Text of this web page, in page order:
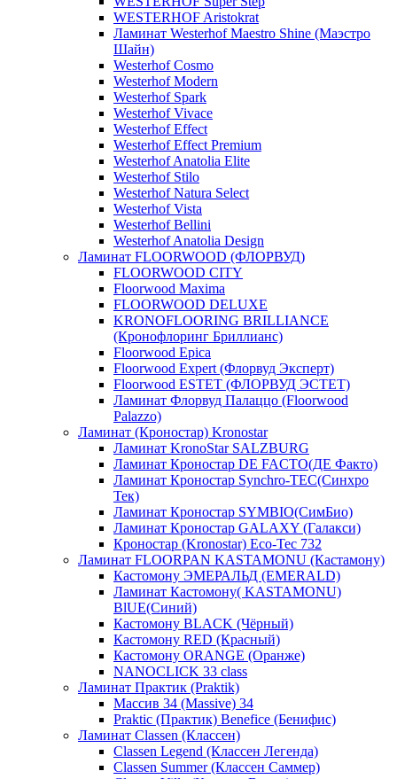
WESTERHOF Aristokrat
Ламинат Westerhof Maestro Shine (Маэстро
Шайн)
Westerhof Cosmo
Westerhof Modern
Westerhof Spark
Westerhof Vivace
Westerhof Effect
Westerhof Effect Premium
Westerhof Anatolia Elite
Westerhof Stilo
Westerhof Natura Select
Westerhof Vista
Westerhof Bellini
Westerhof Anatolia Design
Ламинат FLOORWOOD (ФЛОРВУД)
FLOORWOOD CITY
Floorwood Maxima
FLOORWOOD DELUXE
KRONOFLOORING BRILLIANCE
(Кронофлоринг Бриллианс)
Floorwood Epica
Floorwood Expert (Флорвуд Эксперт)
Floorwood ESTET (ФЛОРВУД ЭСТЕТ)
Ламинат Флорвуд Палаццо (Floorwood
Palazzo)
Ламинат (Кроностар) Kronostar
Ламинат KronoStar SALZBURG
Ламинат Кроностар DE FACTO(ДЕ Факто)
Ламинат Кроностар Synchro-TEC(Синхро
Тек)
Ламинат Кроностар SYMBIO(СимБио)
Ламинат Кроностар GALAXY (Галакси)
Кроностар (Kronostar) Eco-Tec 732
Ламинат FLOORPAN KASTAMONU (Кастамону)
Кастомону ЭМЕРАЛЬД (EMERALD)
Ламинат Кастомону( KASTAMONU)
BlUE(Синий)
Кастомону BLACK (Чёрный)
Кастомону RED (Красный)
Кастомону ORANGE (Оранже)
NANOCLICK 33 class
Ламинат Практик (Praktik)
Массив 34 (Massive) 34
Praktic (Практик) Benefice (Бенифис)
Ламинат Classen (Классен)
Classen Legend (Классен Легенда)
Classen Summer (Классен Саммер)